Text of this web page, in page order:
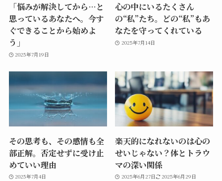
「悩みが解決してから…と
思っているあなたへ。今す
ぐできることから始めよ
う」
2025年7月19日
心の中にいるたくさん
の“私”たち。どの“私”もあ
なたを守ってくれている
2025年7月14日
その思考も、その感情も全
部正解。否定せずに受け止
めていい理由
2025年7月4日
楽天的になれないのは心の
せいじゃない？体とトラウ
マの深い関係
2025年6月27日 2025年6月29日